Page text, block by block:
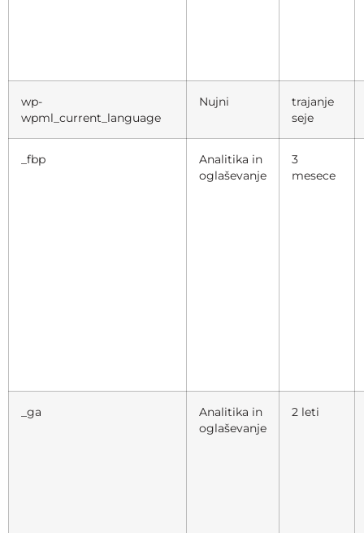
wp-
wpml_current_language
Nujni
trajanje
seje
_fbp
Analitika in
oglaševanje
3
mesece
_ga
Analitika in
oglaševanje
2 leti